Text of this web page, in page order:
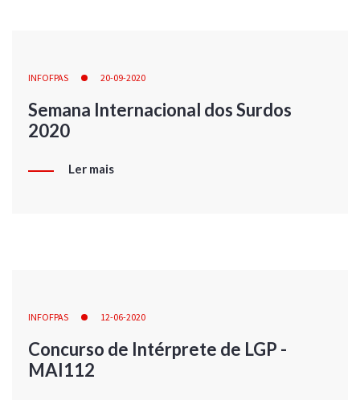
INFOFPAS 20-09-2020
Semana Internacional dos Surdos
2020
Ler mais
INFOFPAS 12-06-2020
Concurso de Intérprete de LGP -
MAI112